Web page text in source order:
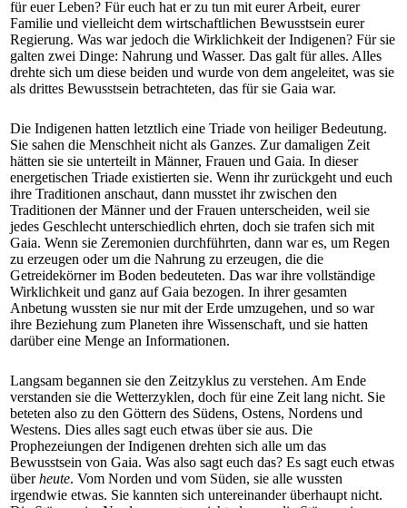
für euer Leben? Für euch hat er zu tun mit eurer Arbeit, eurer
Familie und vielleicht dem wirtschaftlichen Bewusstsein eurer
Regierung. Was war jedoch die Wirklichkeit der Indigenen? Für sie
galten zwei Dinge: Nahrung und Wasser. Das galt für alles. Alles
drehte sich um diese beiden und wurde von dem angeleitet, was sie
als drittes Bewusstsein betrachteten, das für sie Gaia war.
Die Indigenen hatten letztlich eine Triade von heiliger Bedeutung.
Sie sahen die Menschheit nicht als Ganzes. Zur damaligen Zeit
hätten sie sie unterteilt in Männer, Frauen und Gaia. In dieser
energetischen Triade existierten sie. Wenn ihr zurückgeht und euch
ihre Traditionen anschaut, dann musstet ihr zwischen den
Traditionen der Männer und der Frauen unterscheiden, weil sie
jedes Geschlecht unterschiedlich ehrten, doch sie trafen sich mit
Gaia. Wenn sie Zeremonien durchführten, dann war es, um Regen
zu erzeugen oder um die Nahrung zu erzeugen, die die
Getreidekörner im Boden bedeuteten. Das war ihre vollständige
Wirklichkeit und ganz auf Gaia bezogen. In ihrer gesamten
Anbetung wussten sie nur mit der Erde umzugehen, und so war
ihre Beziehung zum Planeten ihre Wissenschaft, und sie hatten
darüber eine Menge an Informationen.
Langsam begannen sie den Zeitzyklus zu verstehen. Am Ende
verstanden sie die Wetterzyklen, doch für eine Zeit lang nicht. Sie
beteten also zu den Göttern des Südens, Ostens, Nordens und
Westens. Dies alles sagt euch etwas über sie aus. Die
Prophezeiungen der Indigenen drehten sich alle um das
Bewusstsein von Gaia. Was also sagt euch das? Es sagt euch etwas
überheute. Vom Norden und vom Süden, sie alle wussten
irgendwie etwas. Sie kannten sich untereinander überhaupt nicht.